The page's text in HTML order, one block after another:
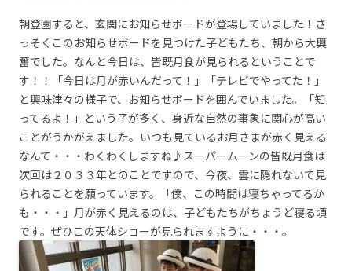
朝登園すると、玄関にお知らせボードが登場していました！さ
っそくこのお知らせボードを見つけた子どもたち、朝から大興
奮でした。なんと今日は、皆既月食が見られるということで
す！！「今日は月が赤いんだって！」「テレビでやってた！」
と興味津々の様子で、お知らせボードを囲んでいました。「知
ってるよ！」という子が多く、身近な自然の事象に関心が高い
ことがうかがえました。いつも見ているお月さまが赤く見える
なんて・・・わくわくしますね♪スーパームーンの皆既月食は
次回は２０３３年とのことですので、今夜、雲に隠れないで見
られることを願っています。「僕、この時間は寝ちゃってるか
も・・・」月が赤く見えるのは、子どもたちがちょうど寝る頃
です。ぜひこの天体ショーが見られますように・・・。